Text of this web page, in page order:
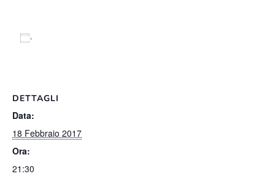
DETTAGLI
Data:
18 Febbraio 2017
Ora:
21:30